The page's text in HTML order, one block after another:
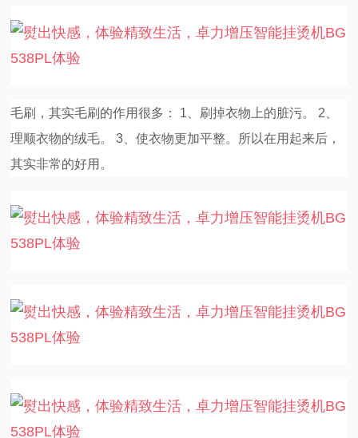
毛刷，其实毛刷的作用很多： 1、刷掉衣物上的脏污。 2、
理顺衣物的绒毛。 3、使衣物更加平整。所以在用起来后，
其实非常的好用。